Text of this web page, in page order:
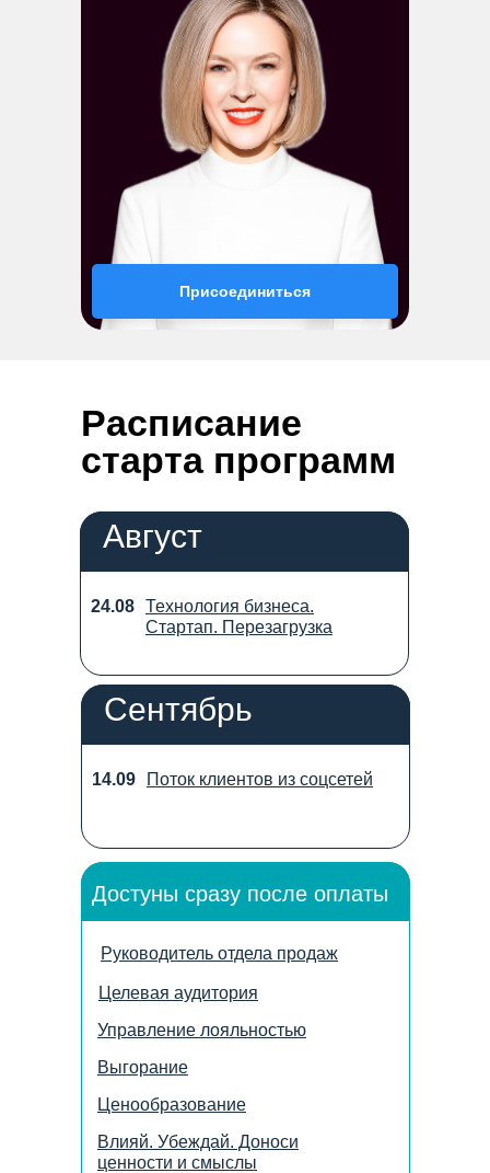
Присоединиться
Расписание
старта программ
14.09 Поток клиентов из соцсетей
Сентябрь
24.08 Технология бизнеса.
Стартап. Перезагрузка
Август
Достуны сразу после оплаты
Целевая аудитория
Влияй. Убеждай. Доноси
ценности и смыслы
Ценообразование
Выгорание
Управление лояльностью
Руководитель отдела продаж